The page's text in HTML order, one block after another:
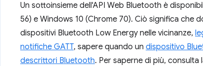
Un sottoinsieme dell'API Web Bluetooth è
56) e Windows 10 (Chrome 70). Ciò significa che
dispositivi Bluetooth Low Energy nelle vicinanze,
notifiche GATT, sapere quando un dispositivo
descrittori Bluetooth. Per saperne di più, consulta